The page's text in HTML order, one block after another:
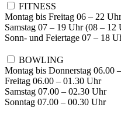
FITNESS
Montag bis Freitag 06 – 22
Samstag 07 – 19 Uhr (08 – 12
Sonn- und Feiertage 07 – 18
BOWLING
Montag bis Donnerstag 06.00
Freitag 06.00 – 01.30 Uhr
Samstag 07.00 – 02.30 Uhr
Sonntag 07.00 – 00.30 Uhr